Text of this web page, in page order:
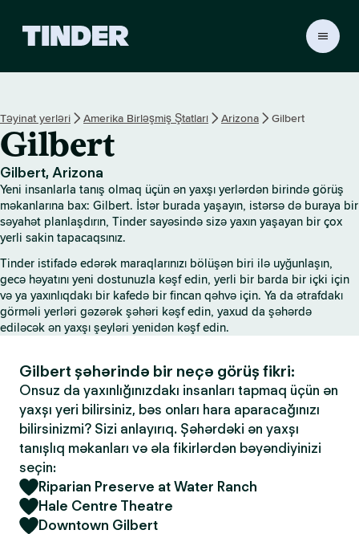
r
e
Təyinat yerləri Amerika Birləşmiş Ştatları Arizona Gilbert
Gilbert
Gilbert, Arizona
Yeni insanlarla tanış olmaq üçün ən yaxşı yerlərdən birində görüş
məkanlarına bax: Gilbert. İstər burada yaşayın, istərsə də buraya bir
səyahət planlaşdırın, Tinder sayəsində sizə yaxın yaşayan bir çox
yerli sakin tapacaqsınız.
Tinder istifadə edərək maraqlarınızı bölüşən biri ilə uyğunlaşın,
gecə həyatını yeni dostunuzla kəşf edin, yerli bir barda bir içki için
və ya yaxınlıqdakı bir kafedə bir fincan qəhvə için. Ya da ətrafdakı
görməli yerləri gəzərək şəhəri kəşf edin, yaxud da şəhərdə
ediləcək ən yaxşı şeyləri yenidən kəşf edin.
Gilbert şəhərində bir neçə görüş fikri:
Onsuz da yaxınlığınızdakı insanları tapmaq üçün ən
yaxşı yeri bilirsiniz, bəs onları hara aparacağınızı
bilirsinizmi? Sizi anlayırıq. Şəhərdəki ən yaxşı
tanışlıq məkanları və əla fikirlərdən bəyəndiyinizi
seçin:
Riparian Preserve at Water Ranch
Hale Centre Theatre
Downtown Gilbert